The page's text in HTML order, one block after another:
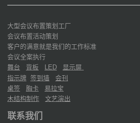
大型会议布置策划工厂
会议布置活动策划
客户的满意就是我们的工作标准
会议全案执行
舞台
背板 LED
显示屏
指示牌 签到墙
会刊
桌签
胸卡
易拉宝
木结构制作
文艺演出
联系我们